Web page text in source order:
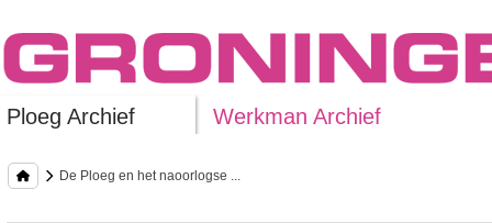
Ploeg Archief Werkman Archief
De Ploeg en het naoorlogse ...